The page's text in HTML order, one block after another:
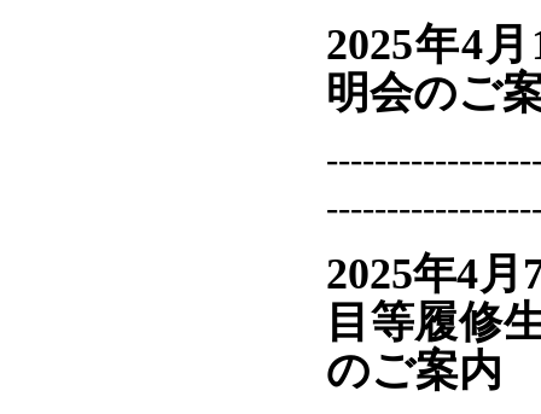
2025年4
明会のご
2025年4
目等履修
のご案内